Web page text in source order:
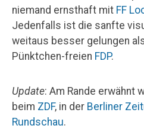
niemand ernsthaft mit FF
Jedenfalls ist die sanfte
weitaus besser gelungen
Pünktchen-freien FDP.
Update: Am Rande erwähnt
beim ZDF, in der Berliner
Rundschau.